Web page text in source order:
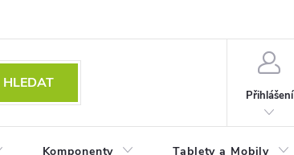
HLEDAT
Přihlášení
Komponenty Tablety a Mobily